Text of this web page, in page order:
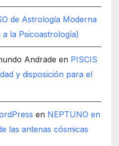
de Astrología Moderna
la Psicoastrología)
Andrade en PISCIS
y disposición para el
en NEPTUNO en
las antenas cósmicas